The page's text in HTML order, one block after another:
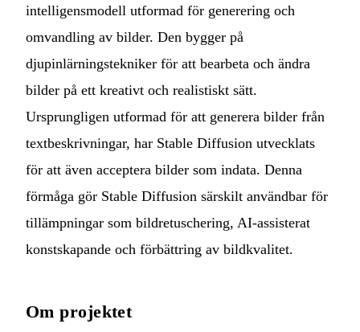
intelligensmodell utformad för generering och
omvandling av bilder. Den bygger på
djupinlärningstekniker för att bearbeta och ändra
bilder på ett kreativt och realistiskt sätt.
Ursprungligen utformad för att generera bilder från
textbeskrivningar, har Stable Diffusion utvecklats
för att även acceptera bilder som indata. Denna
förmåga gör Stable Diffusion särskilt användbar för
tillämpningar som bildretuschering, AI-assisterat
konstskapande och förbättring av bildkvalitet.
Om projektet